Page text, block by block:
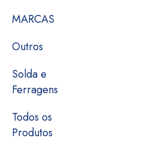
MARCAS
Outros
Solda e
Ferragens
Todos os
Produtos